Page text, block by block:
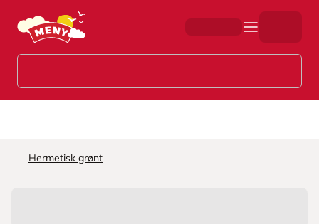
Hopp til hovedinnhold
Hermetisk grønt